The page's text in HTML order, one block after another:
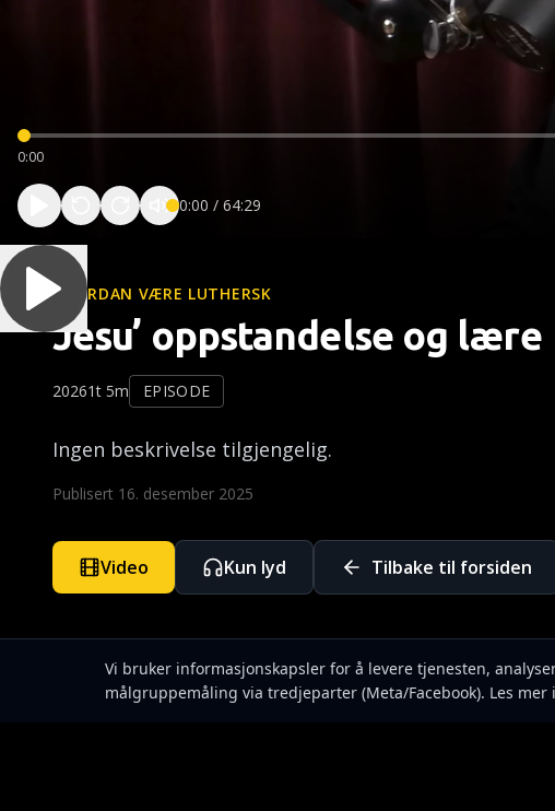
0:00
0:00 / 64:29
HVORDAN VÆRE LUTHERSK
Jesu’ oppstandelse og lære
20261t 5m EPISODE
Ingen beskrivelse tilgjengelig.
Publisert 16. desember 2025
Video Kun lyd Tilbake til forsiden
Vi bruker informasjonskapsler for å levere tjenesten,
målgruppemåling via tredjeparter (Meta/Facebook). Les mer